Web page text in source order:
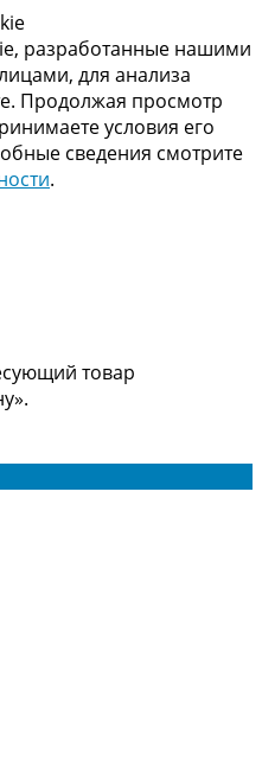
разработанные нашими
для анализа
Продолжая просмотр
условия его
сведения смотрите
.
товар